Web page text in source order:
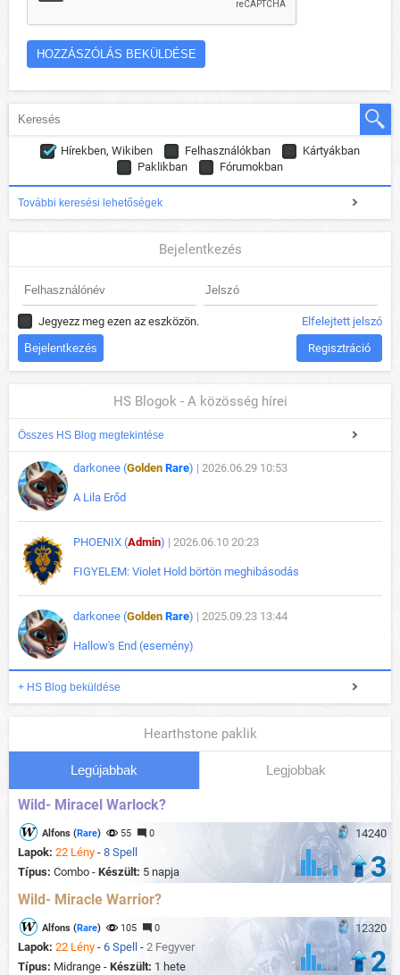
Hírekben, Wikiben Felhasználókban
Kártyákban
Paklikban
Fórumokban
További keresési lehetőségek
Bejelentkezés
Jegyezz meg ezen az eszközön. Elfelejtett jelszó
Regisztráció
HS Blogok - A közösség hírei
Összes HS Blog megtekintése
darkonee (Golden Rare) | 2026.06.29 10:53
A Lila Erőd
PHOENIX (Admin) | 2026.06.10 20:23
FIGYELEM: Violet Hold börtön meghibásodás
darkonee (Golden Rare) | 2025.09.23 13:44
Hallow's End (esemény)
+ HS Blog beküldése
Hearthstone paklik
Legújabbak Legjobbak
Wild- Miracel Warlock?
14240
Alfons (Rare) 55 0
Lapok: 22 Lény - 8 Spell
Típus: Combo - Készült: 5 napja 3
Wild- Miracle Warrior?
12320
Alfons (Rare) 105 0
Lapok: 22 Lény - 6 Spell - 2 Fegyver
Típus: Midrange - Készült: 1 hete 2